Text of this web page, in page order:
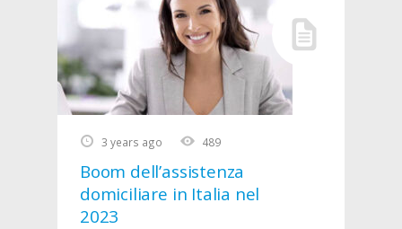
3 years ago 489
Boom dell’assistenza
domiciliare in Italia nel
2023